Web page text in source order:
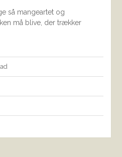
så mangeartet og
må blive, der trækker